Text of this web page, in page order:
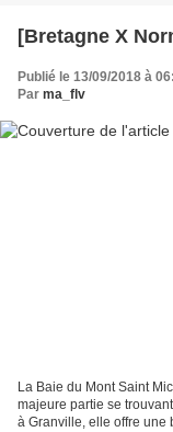
[Bretagne X
Publié le 13/09/2018 à
Par ma_flv
La Baie du Mont Saint
majeure partie se
à Granville, elle offre une